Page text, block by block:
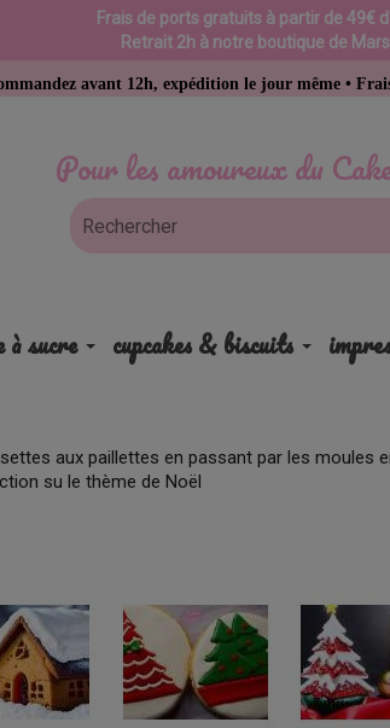
Frais de ports gratuits à partir de 49€
Retrait 2h à notre boutique de
Pour les amoureux du
12h, expédition le jour même • Frais de port
à sucre cupcakes & biscuits
aux paillettes en passant par les moules
su le thème de Noël